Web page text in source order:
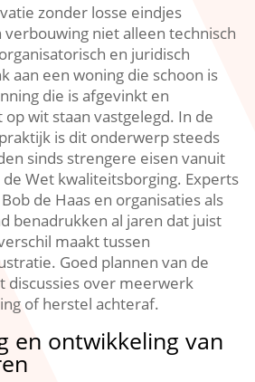
zonder losse eindjes
niet alleen technisch
en juridisch
aan een woning die schoon is
die is afgevinkt en
wit staan vastgelegd.​ In de
is dit onderwerp steeds
sinds strengere eisen vanuit
Wet kwaliteitsborging.​ Experts
de Haas en organisaties als
benadrukken al jaren dat juist
maakt tussen
Goed plannen van de
discussies over meerwerk
of herstel achteraf.​
en ontwikkeling van